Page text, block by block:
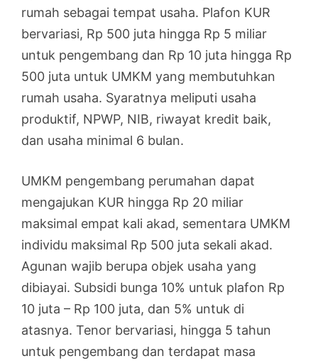
rumah sebagai tempat usaha. Plafon KUR
bervariasi, Rp 500 juta hingga Rp 5 miliar
untuk pengembang dan Rp 10 juta hingga Rp
500 juta untuk UMKM yang membutuhkan
rumah usaha. Syaratnya meliputi usaha
produktif, NPWP, NIB, riwayat kredit baik,
dan usaha minimal 6 bulan.
UMKM pengembang perumahan dapat
mengajukan KUR hingga Rp 20 miliar
maksimal empat kali akad, sementara UMKM
individu maksimal Rp 500 juta sekali akad.
Agunan wajib berupa objek usaha yang
dibiayai. Subsidi bunga 10% untuk plafon Rp
10 juta – Rp 100 juta, dan 5% untuk di
atasnya. Tenor bervariasi, hingga 5 tahun
untuk pengembang dan terdapat masa